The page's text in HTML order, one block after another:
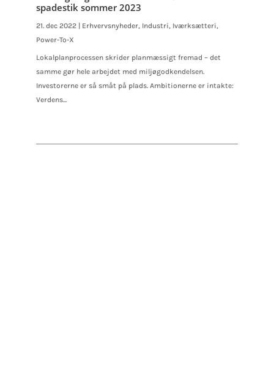
spadestik sommer 2023
21. dec 2022 | Erhvervsnyheder, Industri, Iværksætteri,
Power-To-X
Lokalplanprocessen skrider planmæssigt fremad – det
samme gør hele arbejdet med miljøgodkendelsen.
Investorerne er så småt på plads. Ambitionerne er intakte:
Verdens...